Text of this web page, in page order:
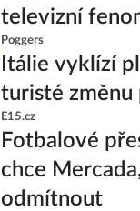
televizní
Poggers
Itálie vyklízí
turisté
E15.cz
Fotbalové
chce
odmítnout